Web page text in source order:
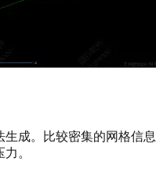
成。比较密集的网格信
。